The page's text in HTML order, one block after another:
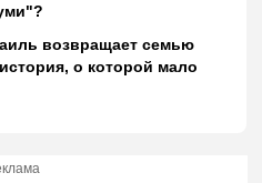
возвращает семью
о которой мало